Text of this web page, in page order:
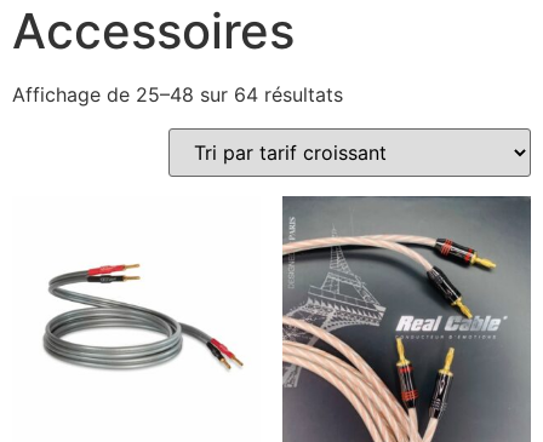
Accessoires
Affichage de 25–48 sur 64 résultatsTrié
par
prix
croissant